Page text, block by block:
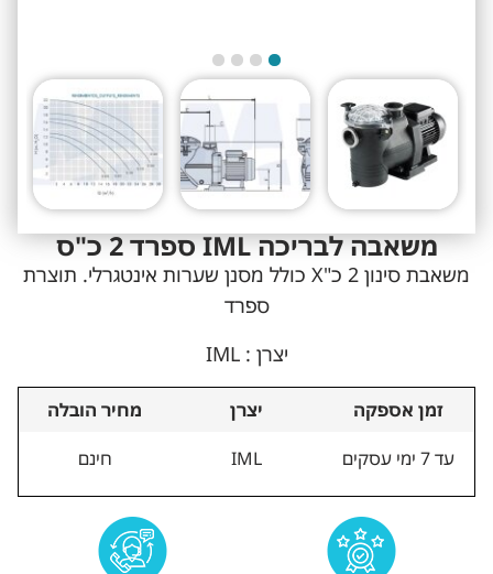
משאבה לבריכה IML ספרד 2 כ"ס
משאבת סינון 2 כ"X כולל מסנן שערות אינטגרלי. תוצרת
ספרד
יצרן : IML
זמן אספקה
עד 7 ימי עסקים
יצרן
IML
מחיר הובלה
חינם